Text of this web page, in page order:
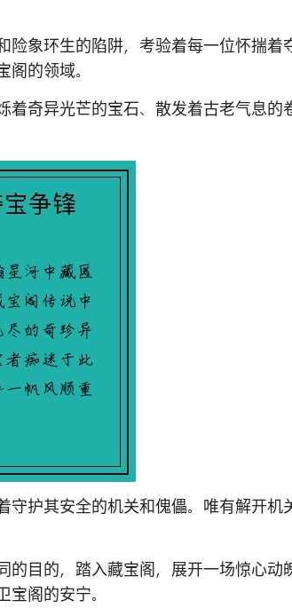
险象环生的陷阱，考验着每一位怀揣着
阁的领域。
着奇异光芒的宝石、散发着古老气息的
守护其安全的机关和傀儡。唯有解开机
的目的，踏入藏宝阁，展开一场惊心动
宝阁的安宁。